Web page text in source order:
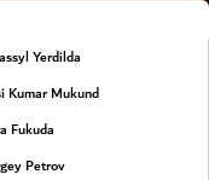
Yerdilda
Kumar Mukund
Fukuda
Petrov